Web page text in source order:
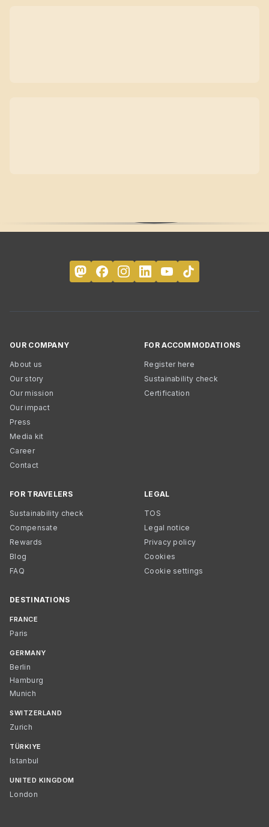
OUR COMPANY
About us
Our story
Our mission
Our impact
Press
Media kit
Career
Contact
FOR ACCOMMODATIONS
Register here
Sustainability check
Certification
FOR TRAVELERS
Sustainability check
Compensate
Rewards
Blog
FAQ
LEGAL
TOS
Legal notice
Privacy policy
Cookies
Cookie settings
DESTINATIONS
FRANCE
Paris
GERMANY
Berlin
Hamburg
Munich
SWITZERLAND
Zurich
TÜRKIYE
Istanbul
UNITED KINGDOM
London